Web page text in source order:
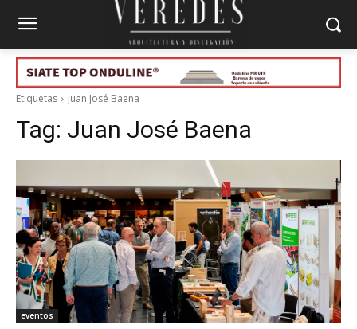
Etiquetas Juan José Baena
Tag: Juan José Baena
eventos